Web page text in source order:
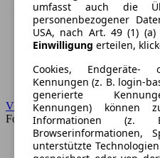
VW
Forum
umfasst auch die
personenbezogener
USA, nach Art. 49 (1) (a)
Einwilligung erteilen,
Cookies, Endgeräte-
Kennungen (z. B. login-
generierte
Kennungen) können
Informationen (z.
Browserinformationen,
unterstützte